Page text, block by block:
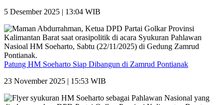
5 Desember 2025 | 13:04 WIB
Patung HM Soeharto Siap Dibangun di Zamrud Pontianak
23 November 2025 | 15:53 WIB